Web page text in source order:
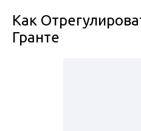
Как
Гранте